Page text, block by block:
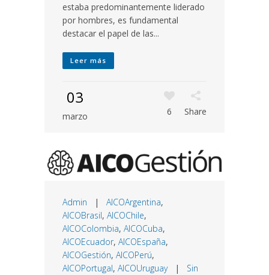
estaba predominantemente liderado
por hombres, es fundamental
destacar el papel de las...
Leer más
03
marzo 6 Share
Admin | AICOArgentina,
AICOBrasil, AICOChile,
AICOColombia, AICOCuba,
AICOEcuador, AICOEspaña,
AICOGestión, AICOPerú,
AICOPortugal, AICOUruguay| Sin